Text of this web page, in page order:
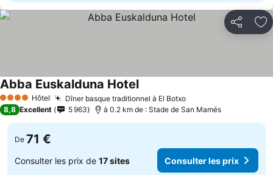
Partager
4 Étoiles Hôtel Dîner basque traditionnel à El Botxo
Abba Euskalduna Hotel
8,8 Excellent 5 963 à 0.2 km de : Stade de San Mamés
De 71 €
Consulter les prix de 17 sites Consulter les prix